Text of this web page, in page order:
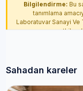
Bilgilendirme: Bu
tanımlama
Laboratuvar Sanayi Ve
Sahadan kareler